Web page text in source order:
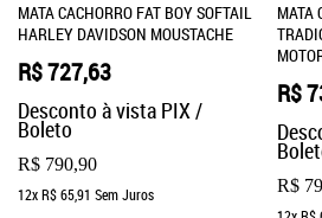
MATA CACHORRO FAT BOY SOFTAIL
HARLEY DAVIDSON MOUSTACHE
R$ 790,90
R$ 727,63
Desconto à vista PIX /
Boleto
12xR$ 65,91 Sem Juros
MATA
R$
R$